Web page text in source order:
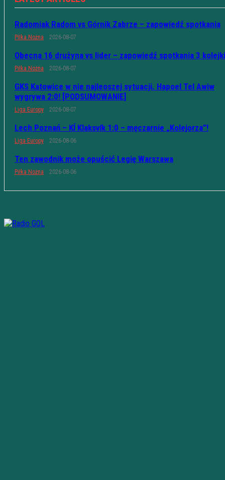
Radomiak Radom vs Górnik Zabrze – zapowiedź spotkania
Piłka Nożna 2026-08-07
Obecna 16 drużyna vs lider – zapowiedź spotkania 3 kolejki
Piłka Nożna 2026-08-07
GKS Katowice w nie najleoszej sytuacji. Hapoel Tel Awiw
wygrywa 2:0! [PODSUMOWANIE]
Liga Europy 2026-08-07
Lech Poznań – KÍ Klaksvík 1:0 – męczarnie „Kolejorza”!
Liga Europy 2026-08-06
Ten zawodnik może opuścić Legię Warszawa
Piłka Nożna 2026-08-06